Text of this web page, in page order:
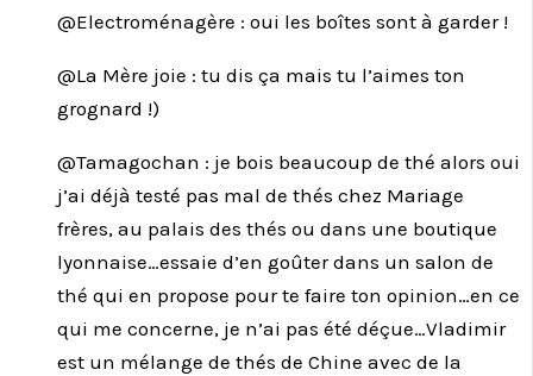
@Electroménagère : oui les boîtes sont à garder !
@La Mère joie : tu dis ça mais tu l’aimes ton
grognard !)
@Tamagochan : je bois beaucoup de thé alors oui
j’ai déjà testé pas mal de thés chez Mariage
frères, au palais des thés ou dans une boutique
lyonnaise…essaie d’en goûter dans un salon de
thé qui en propose pour te faire ton opinion…en ce
qui me concerne, je n’ai pas été déçue…Vladimir
est un mélange de thés de Chine avec de la